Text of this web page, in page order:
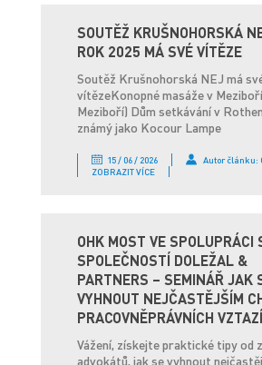
SOUTĚŽ KRUŠNOHORSKÁ
ROK 2025 MÁ SVÉ VÍTĚZE
Soutěž Krušnohorská NEJ má
vítězeKonopné masáže v
Meziboří) Dům setkávání v
známý jako Kocour Lampe
15 / 06 / 2026
Autor článku:
ZOBRAZIT VÍCE
OHK MOST VE SPOLUPRÁCI
SPOLEČNOSTÍ DOLEŽAL &
PARTNERS – SEMINÁŘ JAK
VYHNOUT NEJČASTĚJŠÍM
PRACOVNĚPRÁVNÍCH
Vážení, získejte praktické tipy od
advokátů, jak se vyhnout